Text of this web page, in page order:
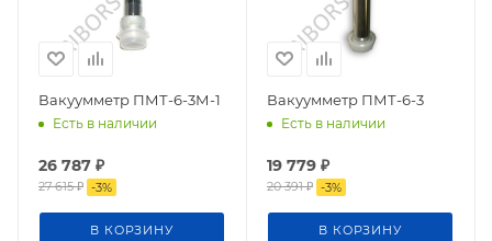
Вакуумметр ПМТ-6-3М-1
Есть в наличии
26 787 ₽
27 615₽ -3%
В КОРЗИНУ
Вакуумметр ПМТ-6-3
Есть в наличии
19 779 ₽
20 391₽ -3%
В КОРЗИНУ